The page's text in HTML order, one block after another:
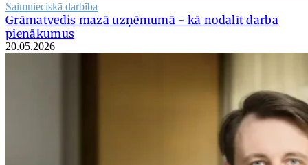
Saimnieciskā darbība
Grāmatvedis mazā uzņēmumā - kā nodalīt darba
pienākumus
20.05.2026